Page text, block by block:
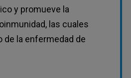
y promueve la
las cuales
de la enfermedad de